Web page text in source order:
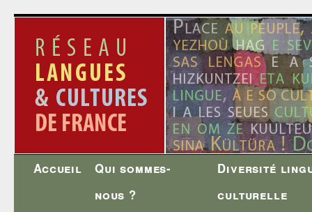
Aller
Accueil
Qui sommes-
nous ?
Diversité
culturelle